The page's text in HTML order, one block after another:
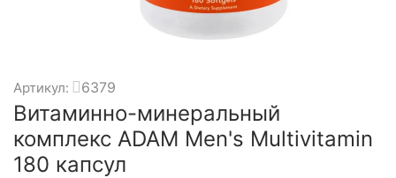
Артикул: 6379
Витаминно-минеральный
комплекс ADAM Men's Multivitamin
180 капсул